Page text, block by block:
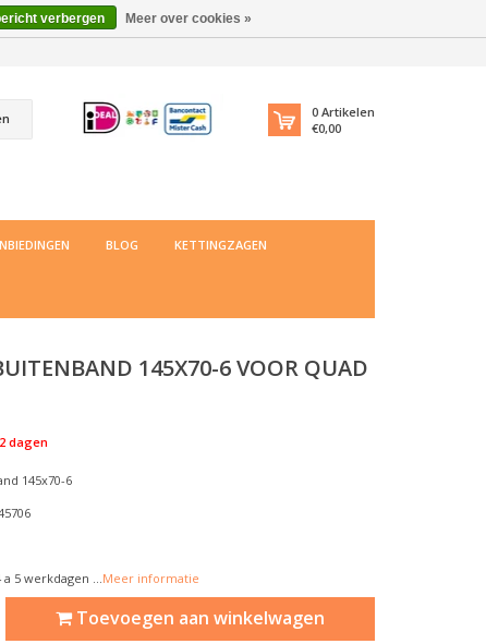
0 Artikelen
€0,00
BLOG KETTINGZAGEN
145X70-6 VOOR QUAD
dagen
145x70-6
5 werkdagen ...Meer informatie
Toevoegen aan winkelwagen
verbergen Meer over cookies »